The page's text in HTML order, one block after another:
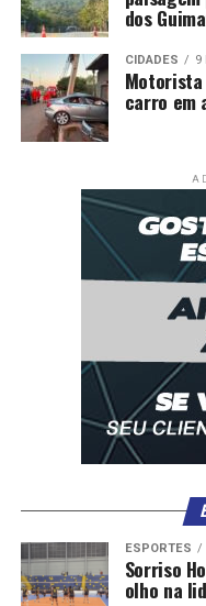
dos
CIDADES 9
Motorista
carro em
ESPORTES
Sorriso
olho na